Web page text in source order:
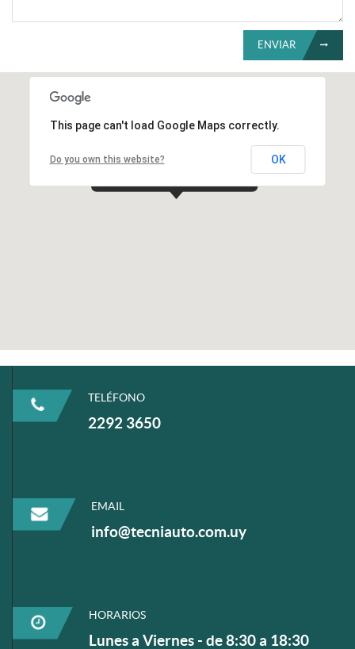
ENVIAR
This page can't load Google Maps correctly.
Do you own this website? OK
TELÉFONO
2292 3650
EMAIL
info@tecniauto.com.uy
HORARIOS
Lunes a Viernes - de 8:30 a 18:30